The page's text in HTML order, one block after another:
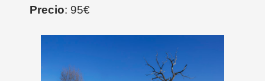
Precio: 95€